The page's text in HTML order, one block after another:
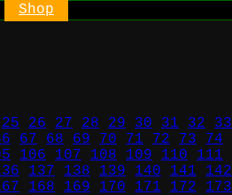
Shop
25 26 27 28 29 30 31 32 33
67 68 69 70 71 72 73 74
106 107 108 109 110 111
137 138 139 140 141 142
168 169 170 171 172 173